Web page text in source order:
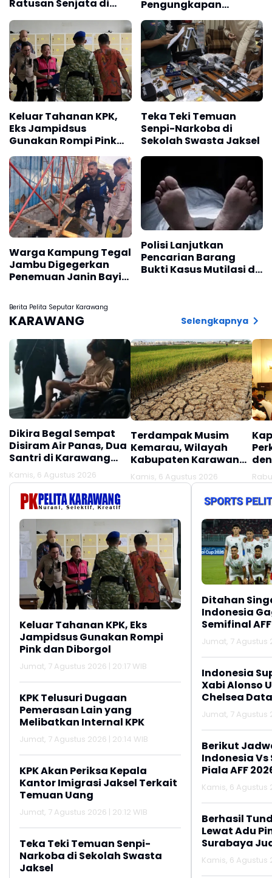
Ratusan Senjata di
Pengungkapan
Keluar Tahanan KPK,
Eks Jampidsus
Gunakan Rompi Pink
dan Diborgol
Teka Teki Temuan
Senpi-Narkoba di
Sekolah Swasta Jaksel
Warga Kampung Tegal
Jambu Digegerkan
Penemuan Janin Bayi
Polisi Lanjutkan
Pencarian Barang
Bukti Kasus Mutilasi di
Berita Pelita Seputar Karawang
KARAWANG Selengkapnya
Dikira Begal Sempat
Disiram Air Panas, Dua
Santri di Karawang
Terluka Akibat Aksi
Oknum Linmas
Kamis, 6 Agustus 2026
Terdampak Musim
Kemarau, Wilayah
Kabupaten Karawang
Kekeringan Makin
Meluas
Kamis, 6 Agustus 2026
Keluar Tahanan KPK, Eks
Jampidsus Gunakan Rompi
Pink dan Diborgol
Jumat, 7 Agustus 2026 | 20:17 WIB
KPK Telusuri Dugaan
Pemerasan Lain yang
Melibatkan Internal KPK
Jumat, 7 Agustus 2026 | 20:14 WIB
KPK Akan Periksa Kepala
Kantor Imigrasi Jaksel Terkait
Temuan Uang
Jumat, 7 Agustus 2026 | 20:12 WIB
Teka Teki Temuan Senpi-
Narkoba di Sekolah Swasta
Jaksel
Ditahan
Indonesia
Semifinal
Jumat, 7 Agustus
Indonesia
Xabi Alonso
Chelsea
Jumat, 7 Agustus
Berikut
Indonesia
Piala AFF
Kamis, 6 Agustus
Berhasil
Lewat Adu
Surabaya
2026
Kamis, 6 Agustus